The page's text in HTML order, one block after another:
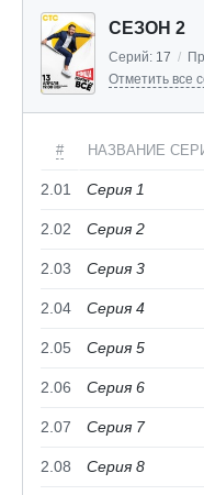
СЕЗОН 2
Серий: 17 /
Отметить все
# НАЗВАНИЕ
2.01 Серия 1
2.02 Серия 2
2.03 Серия 3
2.04 Серия 4
2.05 Серия 5
2.06 Серия 6
2.07 Серия 7
2.08 Серия 8